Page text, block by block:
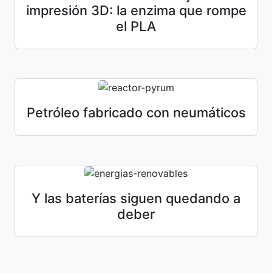
impresión 3D: la enzima que rompe
el PLA
Petróleo fabricado con neumáticos
Y las baterías siguen quedando a
deber